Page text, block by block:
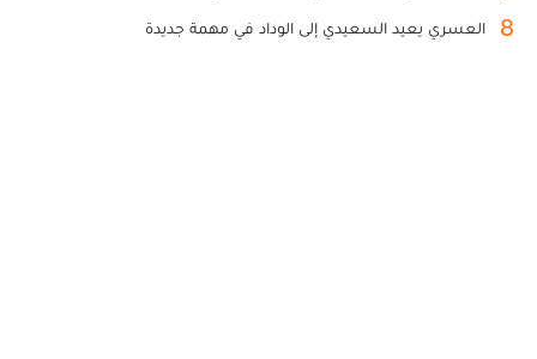
8 العسري يعيد السعيدي إلى الوداد في مهمة جديدة